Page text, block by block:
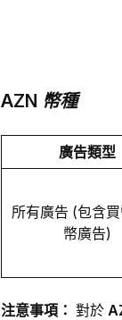
AZN 幣種
廣告類型
所有廣告 (包含
幣廣告)
注意事項： 對於